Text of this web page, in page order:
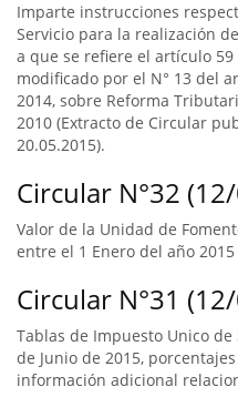
Imparte instrucciones
Servicio para la realización
a que se refiere el artículo
modificado por el N° 13 del
2014, sobre Reforma
2010 (Extracto de Circular
20.05.2015).
Circular N°32
Valor de la Unidad de
entre el 1 Enero del año
Circular N°31
Tablas de Impuesto Unico
de Junio de 2015,
información adicional